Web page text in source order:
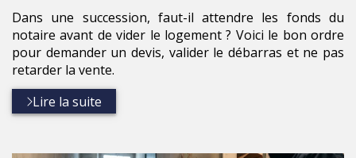
Dans une succession, faut-il attendre les fonds du
notaire avant de vider le logement ? Voici le bon ordre
pour demander un devis, valider le débarras et ne pas
retarder la vente.
Lire la suite